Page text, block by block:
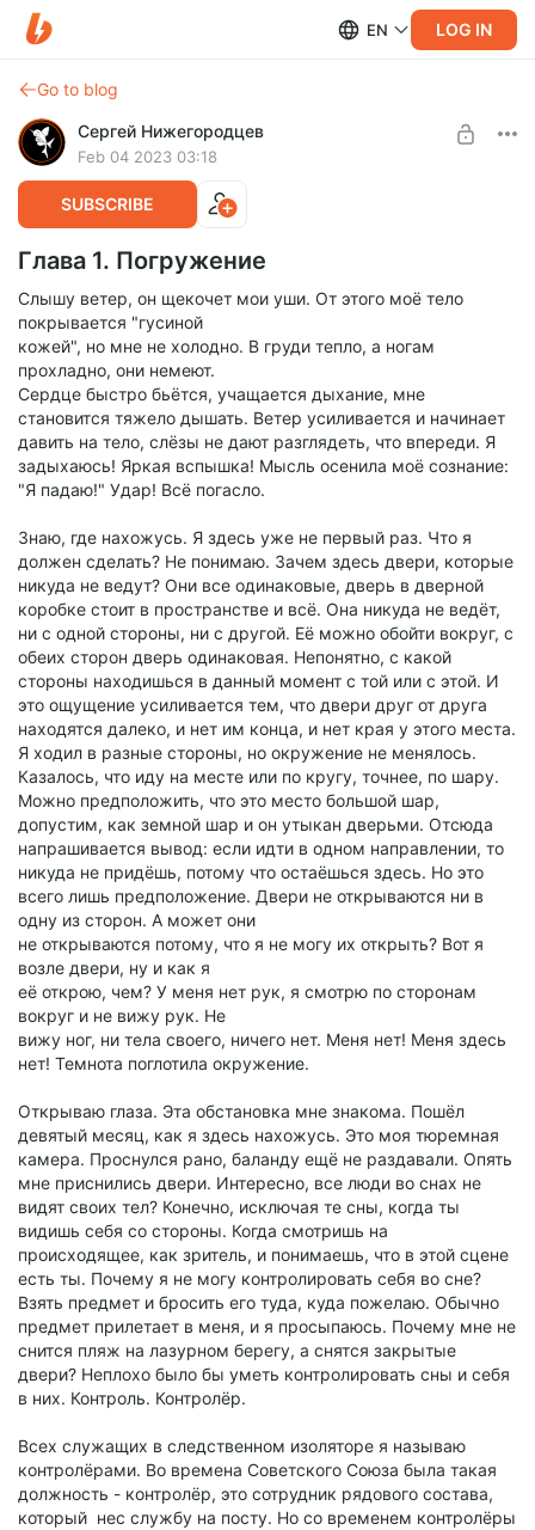
EN LOG IN
Go to blog
Сергей Нижегородцев
Feb 04 2023 03:18
SUBSCRIBE
Глава 1. Погружение
Слышу ветер, он щекочет мои уши. От этого моё тело
покрывается "гусиной
кожей", но мне не холодно. В груди тепло, а ногам
прохладно, они немеют.
Сердце быстро бьётся, учащается дыхание, мне
становится тяжело дышать. Ветер усиливается и начинает
давить на тело, слёзы не дают разглядеть, что впереди. Я
задыхаюсь! Яркая вспышка! Мысль осенила моё сознание:
"Я падаю!" Удар! Всё погасло.
Знаю, где нахожусь. Я здесь уже не первый раз. Что я
должен сделать? Не понимаю. Зачем здесь двери, которые
никуда не ведут? Они все одинаковые, дверь в дверной
коробке стоит в пространстве и всё. Она никуда не ведёт,
ни с одной стороны, ни с другой. Её можно обойти вокруг, с
обеих сторон дверь одинаковая. Непонятно, с какой
стороны находишься в данный момент с той или с этой. И
это ощущение усиливается тем, что двери друг от друга
находятся далеко, и нет им конца, и нет края у этого места.
Я ходил в разные стороны, но окружение не менялось.
Казалось, что иду на месте или по кругу, точнее, по шару.
Можно предположить, что это место большой шар,
допустим, как земной шар и он утыкан дверьми. Отсюда
напрашивается вывод: если идти в одном направлении, то
никуда не придёшь, потому что остаёшься здесь. Но это
всего лишь предположение. Двери не открываются ни в
одну из сторон. А может они
не открываются потому, что я не могу их открыть? Вот я
возле двери, ну и как я
её открою, чем? У меня нет рук, я смотрю по сторонам
вокруг и не вижу рук. Не
вижу ног, ни тела своего, ничего нет. Меня нет! Меня здесь
нет! Темнота поглотила окружение.
Открываю глаза. Эта обстановка мне знакома. Пошёл
девятый месяц, как я здесь нахожусь. Это моя тюремная
камера. Проснулся рано, баланду ещё не раздавали. Опять
мне приснились двери. Интересно, все люди во снах не
видят своих тел? Конечно, исключая те сны, когда ты
видишь себя со стороны. Когда смотришь на
происходящее, как зритель, и понимаешь, что в этой сцене
есть ты. Почему я не могу контролировать себя во сне?
Взять предмет и бросить его туда, куда пожелаю. Обычно
предмет прилетает в меня, и я просыпаюсь. Почему мне не
снится пляж на лазурном берегу, а снятся закрытые
двери? Неплохо было бы уметь контролировать сны и себя
в них. Контроль. Контролёр.
Всех служащих в следственном изоляторе я называю
контролёрами. Во времена Советского Союза была такая
должность - контролёр, это сотрудник рядового состава,
который нес службу на посту. Но со временем контролёры